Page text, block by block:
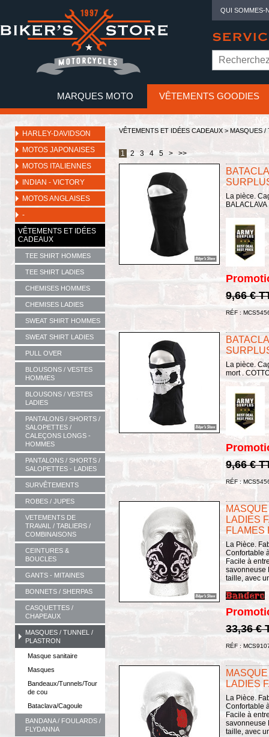
QUI SOMMES-
MARQUES MOTO VÊTEMENTS GOODIES
HARLEY-DAVIDSON
MOTOS JAPONAISES
MOTOS ITALIENNES
INDIAN - VICTORY
MOTOS ANGLAISES
-
VÊTEMENTS ET IDÉES
CADEAUX
TEE SHIRT HOMMES
TEE SHIRT LADIES
CHEMISES HOMMES
CHEMISES LADIES
SWEAT SHIRT HOMMES
SWEAT SHIRT LADIES
PULL OVER
BLOUSONS / VESTES
HOMMES
BLOUSONS / VESTES
LADIES
PANTALONS / SHORTS /
SALOPETTES /
CALEÇONS LONGS -
HOMMES
PANTALONS / SHORTS /
SALOPETTES - LADIES
SURVÊTEMENTS
ROBES / JUPES
VETEMENTS DE
TRAVAIL / TABLIERS /
COMBINAISONS
CEINTURES &
BOUCLES
GANTS - MITAINES
BONNETS / SHERPAS
CASQUETTES /
CHAPEAUX
MASQUES / TUNNEL /
PLASTRON
Masque sanitaire
Masques
Bandeaux/Tunnels/Tour
de cou
Bataclava/Cagoule
BANDANA / FOULARDS /
FLYDANNA
VÊTEMENTS ET IDÉES CADEAUX > MASQUES /
1 2 3 4 5 > >>
La pièce.
9,66 €
RÉF :
La pièce.
mort .
9,66 €
RÉF :
LADIES
FLAMES
La Pièce.
Confortable
Facile à
savonneuse
taille, avec
33,36 €
RÉF :
LADIES
La Pièce.
Confortable
Facile à
savonneuse
taille, avec